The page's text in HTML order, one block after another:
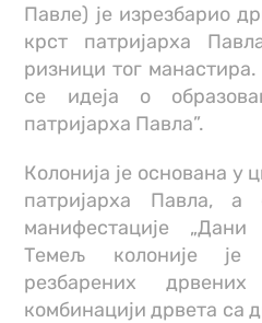
Павле) је изрезбарио
крст патријарха
ризници тог
се идеја о
патријарха Павла”.
Колонија је основана
патријарха Павла,
манифестације „Дани
Темељ колоније је
резбарених
комбинацији дрвета са